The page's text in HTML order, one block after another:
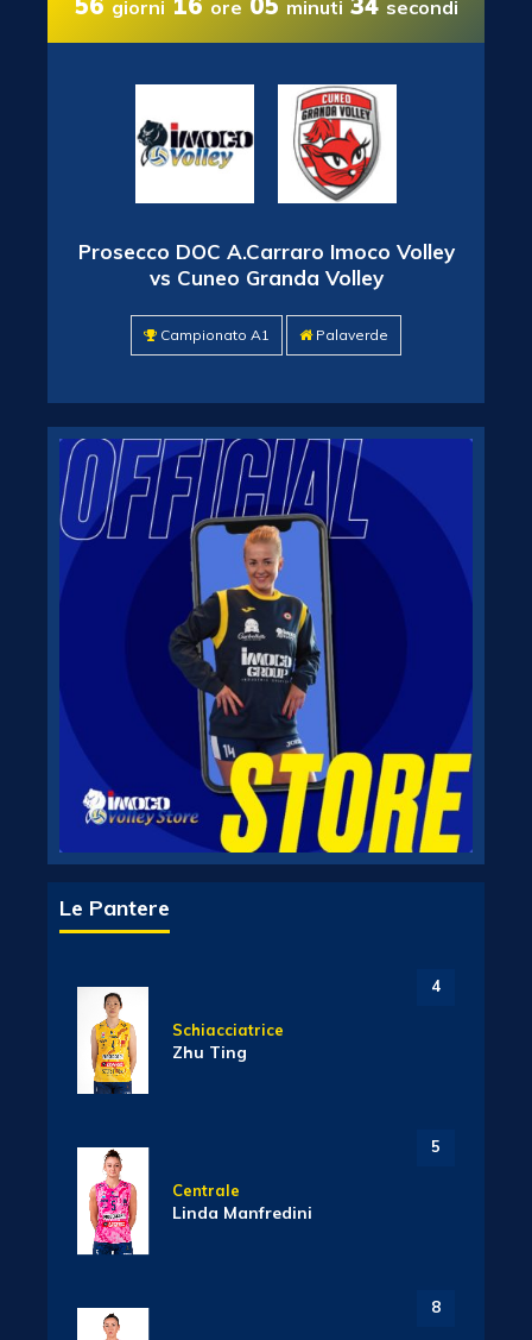
giorni ore minuti secondi
Prosecco DOC A.Carraro Imoco Volley
vs Cuneo Granda Volley
Campionato A1 Palaverde
Le Pantere
4
Schiacciatrice
Zhu Ting
5
Centrale
Linda Manfredini
8